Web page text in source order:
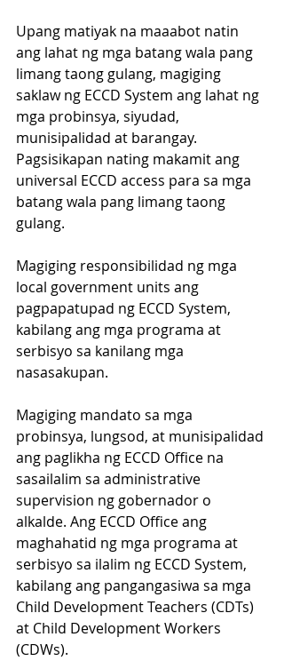
Upang matiyak na maaabot natin
ang lahat ng mga batang wala pang
limang taong gulang, magiging
saklaw ng ECCD System ang lahat ng
mga probinsya, siyudad,
munisipalidad at barangay.
Pagsisikapan nating makamit ang
universal ECCD access para sa mga
batang wala pang limang taong
gulang.
Magiging responsibilidad ng mga
local government units ang
pagpapatupad ng ECCD System,
kabilang ang mga programa at
serbisyo sa kanilang mga
nasasakupan.
Magiging mandato sa mga
probinsya, lungsod, at munisipalidad
ang paglikha ng ECCD Office na
sasailalim sa administrative
supervision ng gobernador o
alkalde. Ang ECCD Office ang
maghahatid ng mga programa at
serbisyo sa ilalim ng ECCD System,
kabilang ang pangangasiwa sa mga
Child Development Teachers (CDTs)
at Child Development Workers
(CDWs).